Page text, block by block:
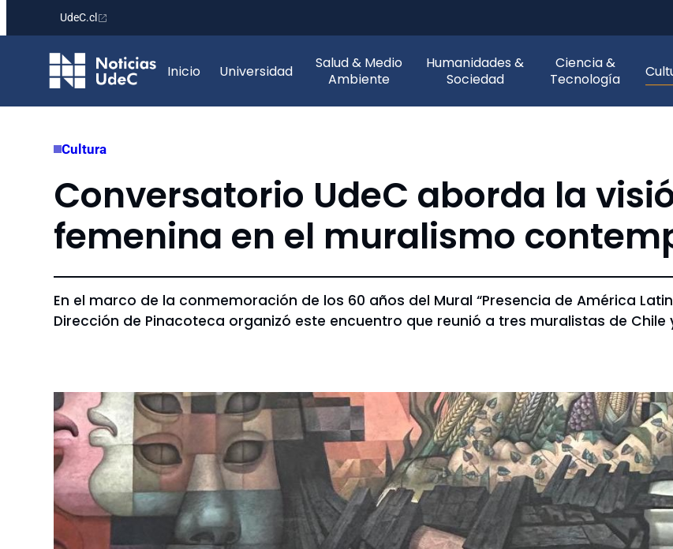
contenido
UdeC.cl
Inicio Universidad
Salud & Medio
Ambiente
Humanidades &
Sociedad
Ciencia &
Tecnología
Cultura
Conversatorio UdeC aborda la
femenina en el muralismo
En el marco de la conmemoración de los 60 años del Mural “Presencia de América
Dirección de Pinacoteca organizó este encuentro que reunió a tres muralistas de Chile